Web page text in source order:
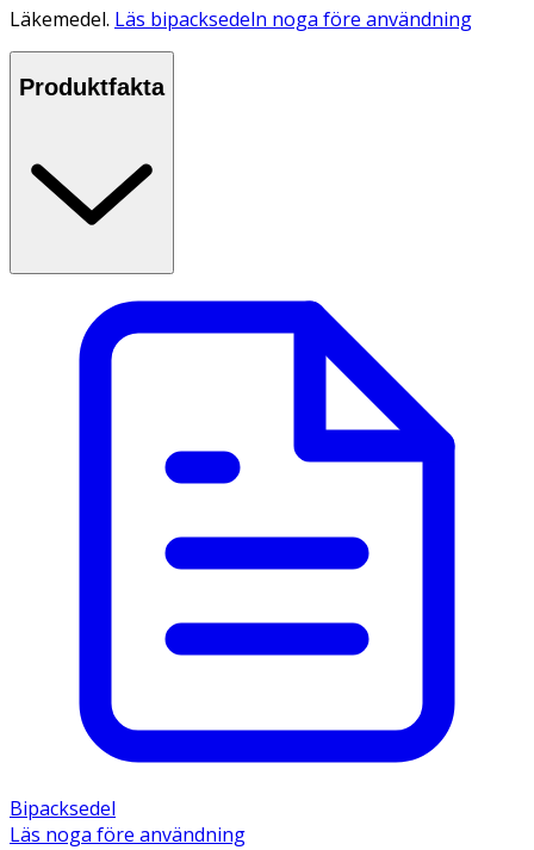
Läkemedel. Läs bipacksedeln noga före användning
Produktfakta
Bipacksedel
Läs noga före användning